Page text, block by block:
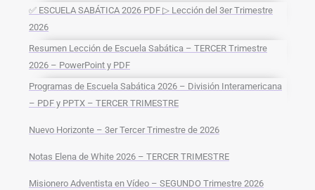
✅ ESCUELA SABÁTICA 2026 PDF ▷ Lección del 3er Trimestre
2026
Resumen Lección de Escuela Sabática – TERCER Trimestre
2026 – PowerPoint y PDF
Programas de Escuela Sabática 2026 – División Interamericana
– PDF y PPTX – TERCER TRIMESTRE
Nuevo Horizonte – 3er Tercer Trimestre de 2026
Notas Elena de White 2026 – TERCER TRIMESTRE
Misionero Adventista en Vídeo – SEGUNDO Trimestre 2026